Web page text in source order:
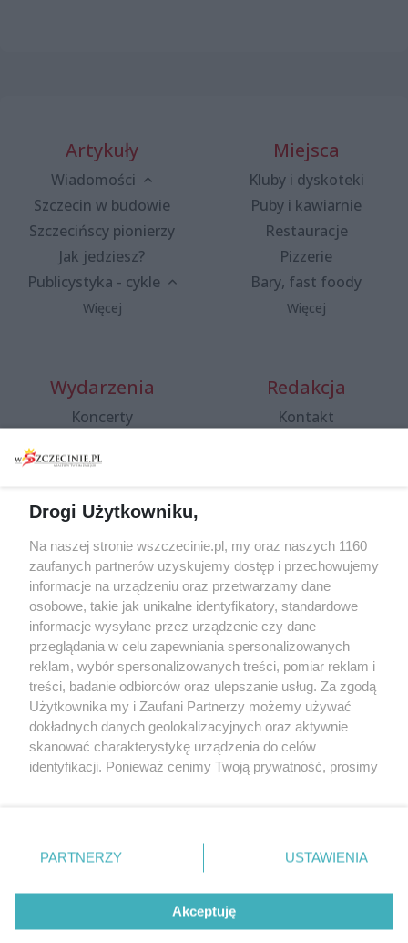
Artykuły
Wiadomości
Szczecin w budowie
Szczecińscy pionierzy
Jak jedziesz?
Publicystyka - cykle
Więcej
Miejsca
Kluby i dyskoteki
Puby i kawiarnie
Restauracje
Pizzerie
Bary, fast foody
Więcej
Wydarzenia
Koncerty
Spacery i oprowadzania
targi
Wernisaże
Więcej
Redakcja
Kontakt
Specjalny koncert z okazji
20. urodzin portalu
wSzczecinie.pl
Regulamin konkursów
śniadaniówka "Hej
Szczecin! Jest piątek!"
Partnerzy
Praca Szczecin
© 2026 wSzczecinie.pl
Created by GOD
Drogi Użytkowniku,
Na naszej stronie wszczecinie.pl, my oraz naszych 1160
zaufanych partnerów uzyskujemy dostęp i przechowujemy
informacje na urządzeniu oraz przetwarzamy dane
osobowe, takie jak unikalne identyfikatory, standardowe
informacje wysyłane przez urządzenie czy dane
przeglądania w celu zapewniania spersonalizowanych
reklam, wybór spersonalizowanych treści, pomiar reklam i
treści, badanie odbiorców oraz ulepszanie usług. Za zgodą
Użytkownika my i Zaufani Partnerzy możemy używać
dokładnych danych geolokalizacyjnych oraz aktywnie
skanować charakterystykę urządzenia do celów
identyfikacji. Ponieważ cenimy Twoją prywatność, prosimy
prywatności znajdujący się w lewym dolnym rogu strony
. Niektóre rodzaje przetwarzania danych nie wymagają
takiemu przetwarzaniu. Preferencje będą miały
zastosowania tylko na tej witrynie.
PARTNERZY USTAWIENIA
Akceptuję